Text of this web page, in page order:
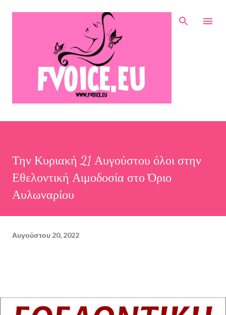
Μετάβαση στο κύριο περιεχόμενο
Την Κυριακή 21 Αυγούστου όλοι στην
Εθελοντική Αιμοδοσία στο Όριο
Αυλωναρίου
Αυγούστου 20, 2022